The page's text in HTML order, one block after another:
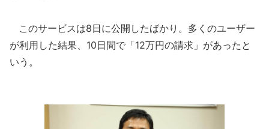
このサービスは8日に公開したばかり。多くのユーザー
が利用した結果、10日間で「12万円の請求」があったと
いう。